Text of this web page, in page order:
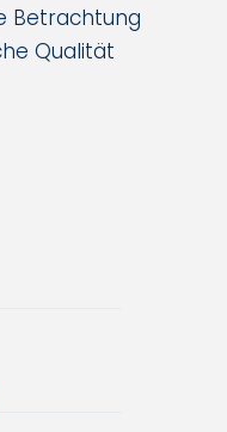
Betrachtung
Qualität